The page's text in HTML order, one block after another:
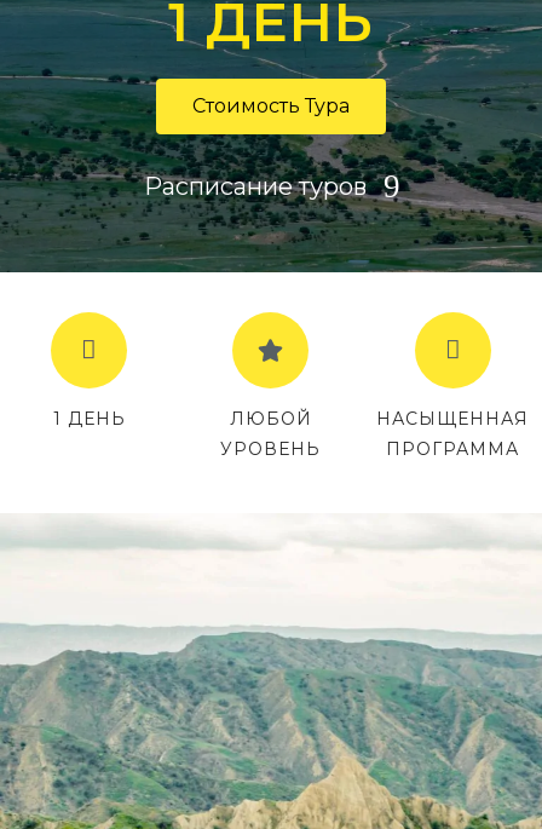
1 ДЕНЬ
Стоимость Тура
Расписание туров
1 ДЕНЬ
ЛЮБОЙ
УРОВЕНЬ
НАСЫЩЕННАЯ
ПРОГРАММА